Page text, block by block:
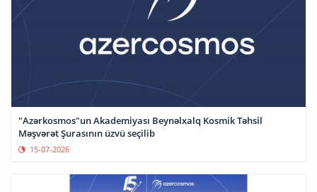
"Azərkosmos"un Akademiyası Beynəlxalq Kosmik Təhsil
Məşvərət Şurasının üzvü seçilib
15-07-2026